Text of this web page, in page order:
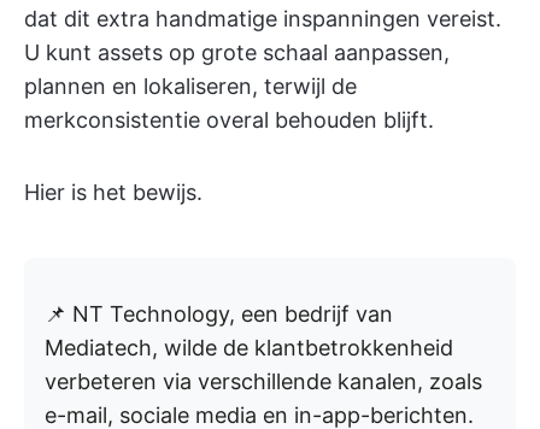
dat dit extra handmatige inspanningen vereist.
U kunt assets op grote schaal aanpassen,
plannen en lokaliseren, terwijl de
merkconsistentie overal behouden blijft.
Hier is het bewijs.
📌 NT Technology, een bedrijf van
Mediatech, wilde de klantbetrokkenheid
verbeteren via verschillende kanalen, zoals
e-mail, sociale media en in-app-berichten.